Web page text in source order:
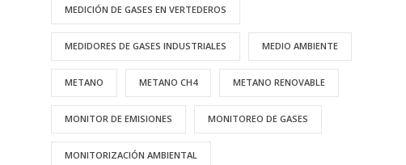
MEDICIÓN DE GASES EN VERTEDEROS
MEDIDORES DE GASES INDUSTRIALES MEDIO AMBIENTE
METANO METANO CH4 METANO RENOVABLE
MONITOR DE EMISIONES MONITOREO DE GASES
MONITORIZACIÓN AMBIENTAL